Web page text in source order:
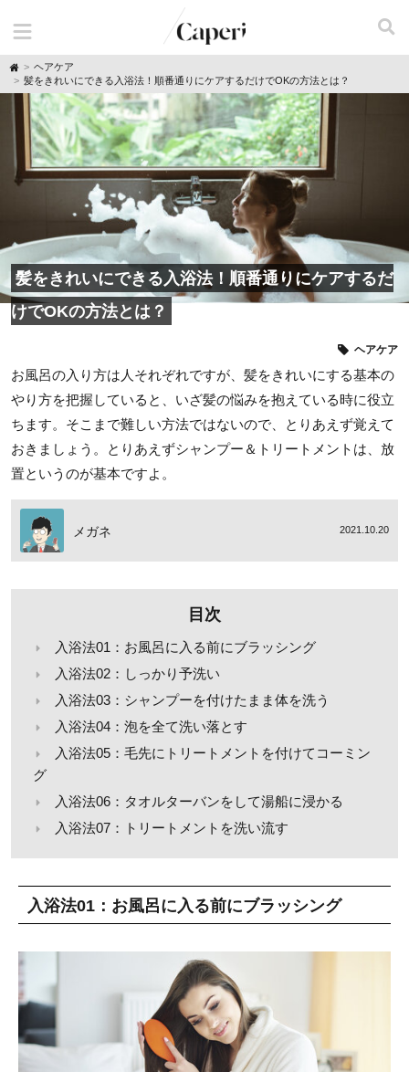
H
o
m
e
ヘアケア
髪をきれいにできる入浴法！順番通りにケアするだけでOKの方法とは？
髪をきれいにできる入浴法！順番通りにケアするだ
けでOKの方法とは？
ヘアケア
お風呂の入り方は人それぞれですが、髪をきれいにする基本の
やり方を把握していると、いざ髪の悩みを抱えている時に役立
ちます。そこまで難しい方法ではないので、とりあえず覚えて
おきましょう。とりあえずシャンプー＆トリートメントは、放
置というのが基本ですよ。
メガネ 2021.10.20
目次
入浴法01：お風呂に入る前にブラッシング
入浴法02：しっかり予洗い
入浴法03：シャンプーを付けたまま体を洗う
入浴法04：泡を全て洗い落とす
入浴法05：毛先にトリートメントを付けてコーミン
グ
入浴法06：タオルターバンをして湯船に浸かる
入浴法07：トリートメントを洗い流す
入浴法01：お風呂に入る前にブラッシング